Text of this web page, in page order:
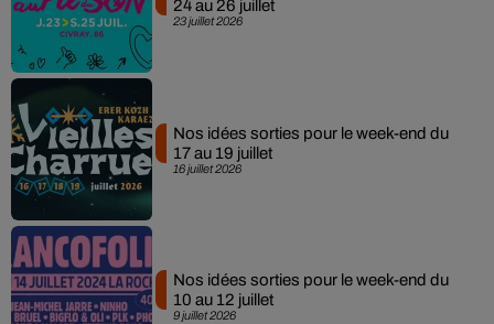
23 juillet 2026
24 au 26 juillet
16 juillet 2026
Nos idées sorties pour le week-end du
17 au 19 juillet
9 juillet 2026
Nos idées sorties pour le week-end du
10 au 12 juillet